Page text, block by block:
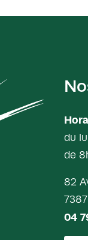
du
de
82
04